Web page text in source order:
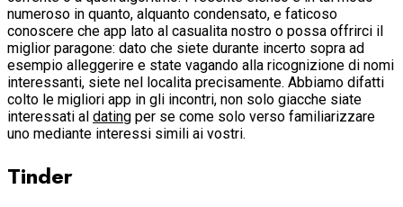
numeroso in quanto, alquanto condensato, e faticoso
conoscere che app lato al casualita nostro o possa offrirci il
miglior paragone: dato che siete durante incerto sopra ad
esempio alleggerire e state vagando alla ricognizione di nomi
interessanti, siete nel localita precisamente. Abbiamo difatti
colto le migliori app in gli incontri, non solo giacche siate
interessati al dating per se come solo verso familiarizzare
uno mediante interessi simili ai vostri.
Tinder